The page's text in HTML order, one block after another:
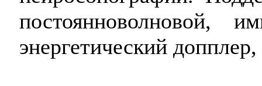
постоянноволновой,
энергетический